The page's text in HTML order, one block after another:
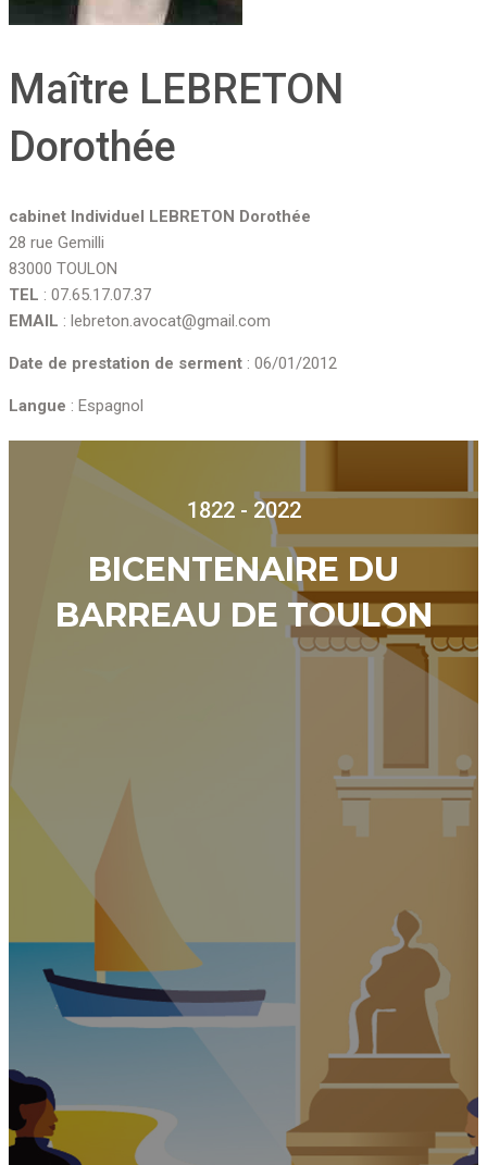
Maître LEBRETON
Dorothée
cabinet Individuel LEBRETON Dorothée
28 rue Gemilli
83000 TOULON
TEL : 07.65.17.07.37
EMAIL : lebreton.avocat@gmail.com
Date de prestation de serment : 06/01/2012
Langue : Espagnol
1822 - 2022
BICENTENAIRE DU
BARREAU DE TOULON